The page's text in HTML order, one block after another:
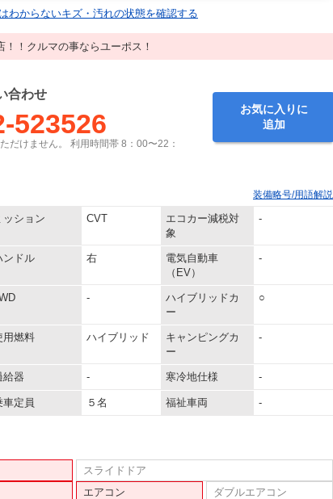
わからないキズ・汚れの状態を確認する
！クルマの事ならユーポス！
合わせ
523526
だけません。 利用時間帯 8：00〜22：
お気に入りに
追加
装備略号/用語解説
ッション CVT
エコカー減税対
象
-
ンドル 右
電気自動車
（EV）
-
-
ハイブリッドカ
ー
○
用燃料 ハイブリッド
キャンピングカ
ー
-
給器 - 寒冷地仕様 -
車定員 ５名 福祉車両 -
スライドドア
エアコン
ダブルエアコン